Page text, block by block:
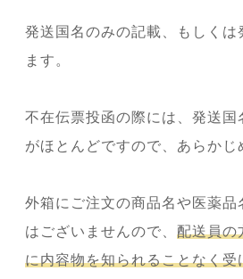
発送国名のみの記載、もしくは
ます。
不在伝票投函の際には、発送国
がほとんどですので、あらかじ
外箱にご注文の商品名や医薬品
はございませんので、 配送員の
に内容物を知られることなく